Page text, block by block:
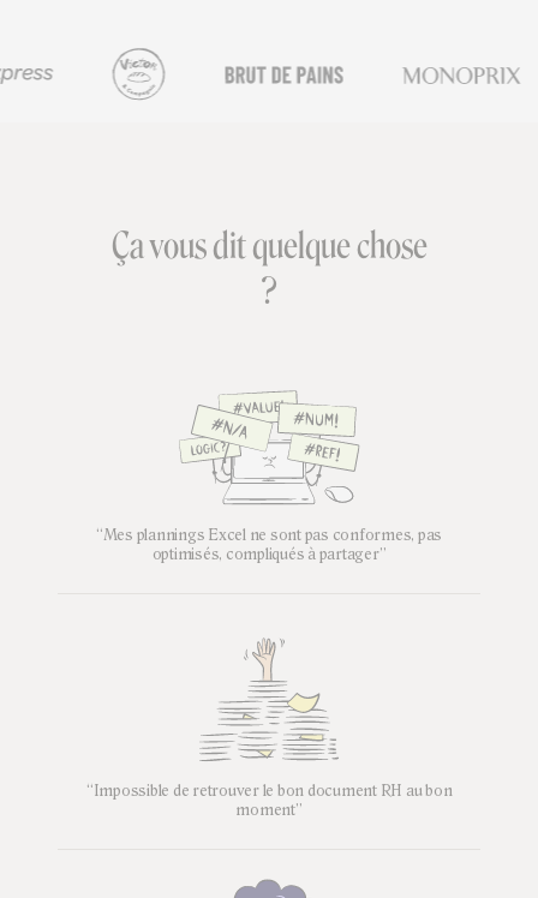
Ça vous dit quelque chose
?
“Mes plannings Excel ne sont pas conformes, pas
optimisés, compliqués à partager”
“Impossible de retrouver le bon document RH au bon
moment”